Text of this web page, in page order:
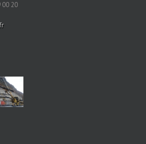
00 20